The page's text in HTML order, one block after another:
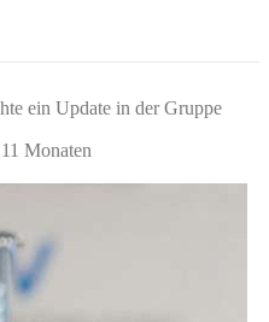
ein Update in der Gruppe
Monaten